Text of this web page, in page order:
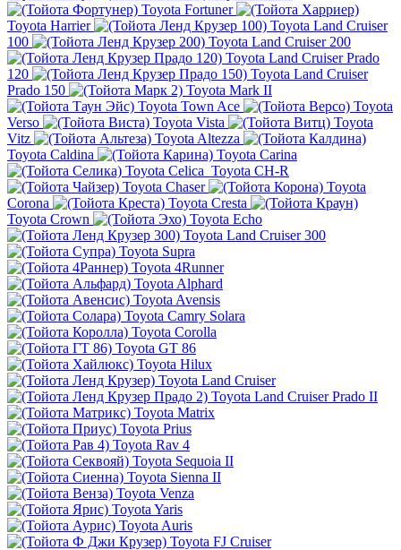
Toyota Fortuner
Toyota Harrier
Toyota Land Cruiser
100
Toyota Land Cruiser 200
Toyota Land Cruiser Prado
120
Toyota Land Cruiser
Prado 150
Toyota Mark II
Toyota Town Ace
Toyota
Verso
Toyota Vista
Toyota
Vitz
Toyota Altezza
Toyota Caldina
Toyota Carina
Toyota Celica Toyota CH-R
Toyota Chaser
Toyota
Corona
Toyota Cresta
Toyota Crown
Toyota Echo
Toyota Land Cruiser 300
Toyota Supra
Toyota 4Runner
Toyota Alphard
Toyota Avensis
Toyota Camry Solara
Toyota Corolla
Toyota GT 86
Toyota Hilux
Toyota Land Cruiser
Toyota Land Cruiser Prado II
Toyota Matrix
Toyota Prius
Toyota Rav 4
Toyota Sequoia II
Toyota Sienna II
Toyota Venza
Toyota Yaris
Toyota Auris
Toyota FJ Cruiser